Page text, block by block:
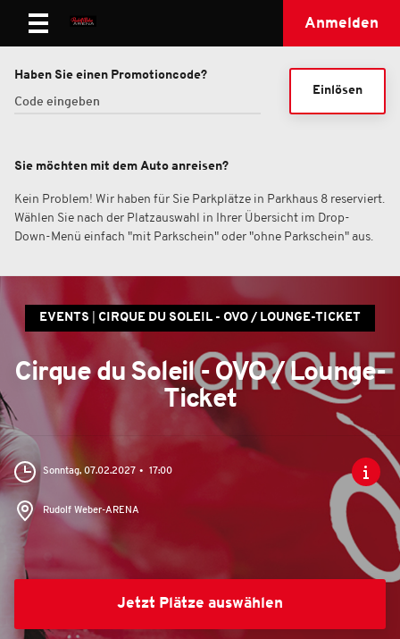
Anmelden
Haben Sie einen Promotioncode?
Einlösen
Sie möchten mit dem Auto anreisen?
Kein Problem! Wir haben für Sie Parkplätze in Parkhaus 8 reserviert.
Wählen Sie nach der Platzauswahl in Ihrer Übersicht im Drop-
Down-Menü einfach "mit Parkschein" oder "ohne Parkschein" aus.
EVENTS CIRQUE DU SOLEIL - OVO / LOUNGE-TICKET
Cirque du Soleil - OVO / Lounge-
Ticket
Sonntag, 07.02.2027 17:00
Rudolf Weber-ARENA
Jetzt Plätze auswählen